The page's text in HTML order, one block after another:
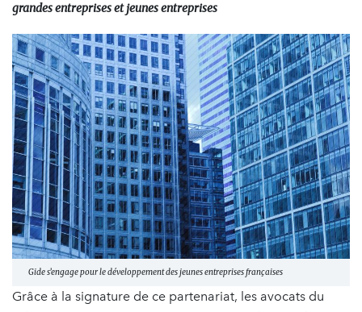
grandes entreprises et jeunes entreprises
Gide s’engage pour le développement des jeunes entreprises françaises
Grâce à la signature de ce partenariat, les avocats du